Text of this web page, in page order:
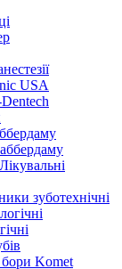
USA
Лікувальні
зуботехнічні